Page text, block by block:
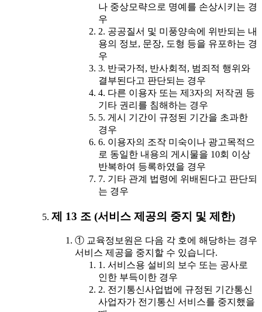
나 중상모략으로 명예를 손상시키는 경
우
2. 공공질서 및 미풍양속에 위반되는 내
용의 정보, 문장, 도형 등을 유포하는 경
우
3. 반국가적, 반사회적, 범죄적 행위와
결부된다고 판단되는 경우
4. 다른 이용자 또는 제3자의 저작권 등
기타 권리를 침해하는 경우
5. 게시 기간이 규정된 기간을 초과한
경우
6. 이용자의 조작 미숙이나 광고목적으
로 동일한 내용의 게시물을 10회 이상
반복하여 등록하였을 경우
7. 기타 관계 법령에 위배된다고 판단되
는 경우
제 13 조 (서비스 제공의 중지 및 제한)
① 교육정보원은 다음 각 호에 해당하는 경우
서비스 제공을 중지할 수 있습니다.
1. 서비스용 설비의 보수 또는 공사로
인한 부득이한 경우
2. 전기통신사업법에 규정된 기간통신
사업자가 전기통신 서비스를 중지했을